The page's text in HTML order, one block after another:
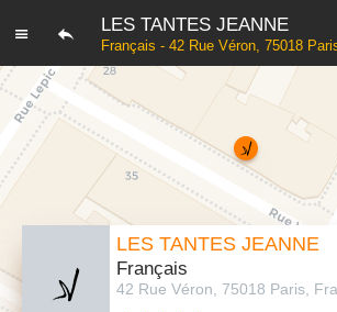
LES TANTES JEANNE
Français - 42 Rue Véron, 75018
LES TANTES JEANNE
Français
42 Rue Véron, 75018 Paris,